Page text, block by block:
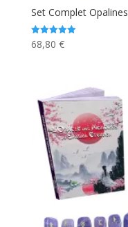
Set Complet
Note
5.00
68,80 €